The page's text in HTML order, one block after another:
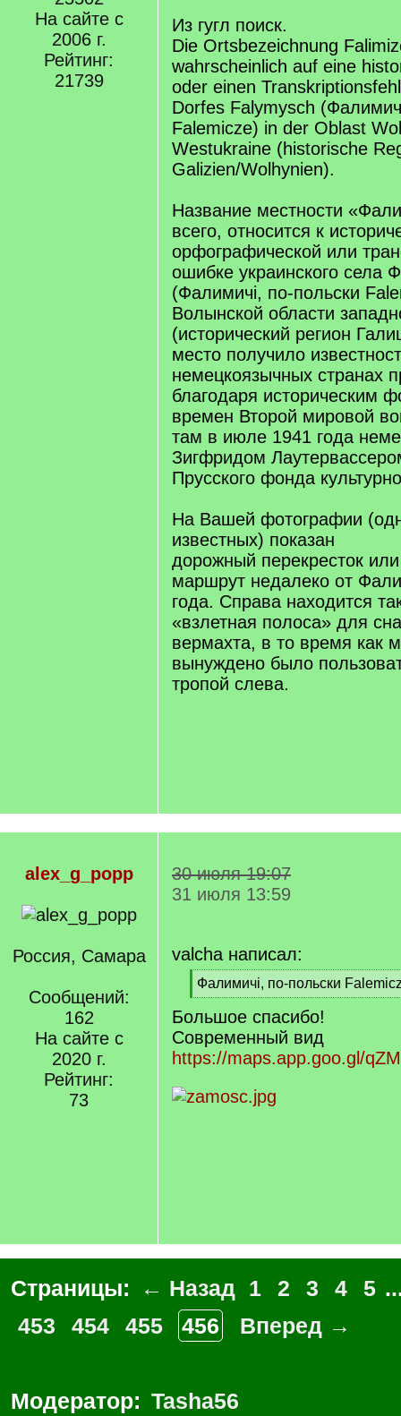
На сайте с
2006 г.
Рейтинг:
21739
q
]
Из гугл поиск.
Die Ortsbezeichnung
wahrscheinlich auf eine
oder einen
Dorfes Falymysch
Falemicze) in der Oblast
Westukraine (historische
Galizien/Wolhynien).
Название местности
всего, относится к
орфографической или
ошибке украинского села
(Фалимичі, по-польски
Волынской области
(исторический регион
место получило
немецкоязычных странах
благодаря историческим
времен Второй мировой
там в июле 1941 года
Зигфридом
Прусского фонда
На Вашей фотографии
известных) показан
дорожный перекресток
маршрут недалеко от
года. Справа находится
«взлетная полоса» для
вермахта, в то время как
вынуждено было
тропой слева.
alex_g_popp
Россия, Самара
Сообщений:
162
На сайте с
2020 г.
Рейтинг:
73
30 июля 19:07
31 июля 13:59
valcha написал:
[
q
]
Фалимичі, по-польски
[
/
q
]
Большое спасибо!
Современный вид
https://maps.app.goo.gl/
Страницы: ← Назад 1 2 3 4 5
453
454 455 456 Вперед →
Модератор: Tasha56